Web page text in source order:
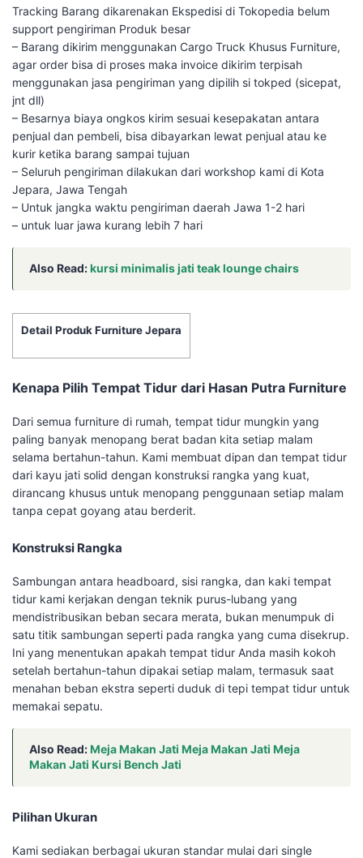
Tracking Barang dikarenakan Ekspedisi di Tokopedia belum
support pengiriman Produk besar
– Barang dikirim menggunakan Cargo Truck Khusus Furniture,
agar order bisa di proses maka invoice dikirim terpisah
menggunakan jasa pengiriman yang dipilih si tokped (sicepat,
jnt dll)
– Besarnya biaya ongkos kirim sesuai kesepakatan antara
penjual dan pembeli, bisa dibayarkan lewat penjual atau ke
kurir ketika barang sampai tujuan
– Seluruh pengiriman dilakukan dari workshop kami di Kota
Jepara, Jawa Tengah
– Untuk jangka waktu pengiriman daerah Jawa 1-2 hari
– untuk luar jawa kurang lebih 7 hari
Also Read:kursi minimalis jati teak lounge chairs
Detail Produk Furniture Jepara
Kenapa Pilih Tempat Tidur dari Hasan Putra Furniture
Dari semua furniture di rumah, tempat tidur mungkin yang
paling banyak menopang berat badan kita setiap malam
selama bertahun-tahun. Kami membuat dipan dan tempat tidur
dari kayu jati solid dengan konstruksi rangka yang kuat,
dirancang khusus untuk menopang penggunaan setiap malam
tanpa cepat goyang atau berderit.
Konstruksi Rangka
Sambungan antara headboard, sisi rangka, dan kaki tempat
tidur kami kerjakan dengan teknik purus-lubang yang
mendistribusikan beban secara merata, bukan menumpuk di
satu titik sambungan seperti pada rangka yang cuma disekrup.
Ini yang menentukan apakah tempat tidur Anda masih kokoh
setelah bertahun-tahun dipakai setiap malam, termasuk saat
menahan beban ekstra seperti duduk di tepi tempat tidur untuk
memakai sepatu.
Also Read:Meja Makan Jati Meja Makan Jati Meja
Makan Jati Kursi Bench Jati
Pilihan Ukuran
Kami sediakan berbagai ukuran standar mulai dari single